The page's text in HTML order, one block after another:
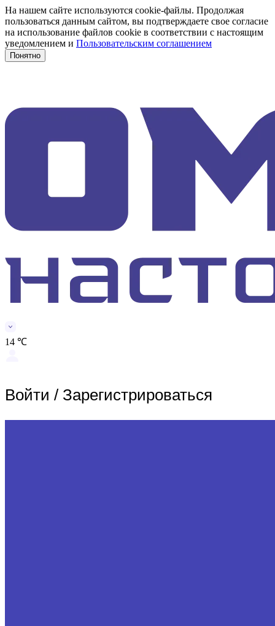
На нашем сайте используются cookie-файлы. Продолжая
пользоваться данным сайтом, вы подтверждаете свое согласие
на использование файлов cookie в соответствии с настоящим
уведомлением и Пользовательским соглашением
Понятно
14 ℃
Войти / Зарегистрироваться